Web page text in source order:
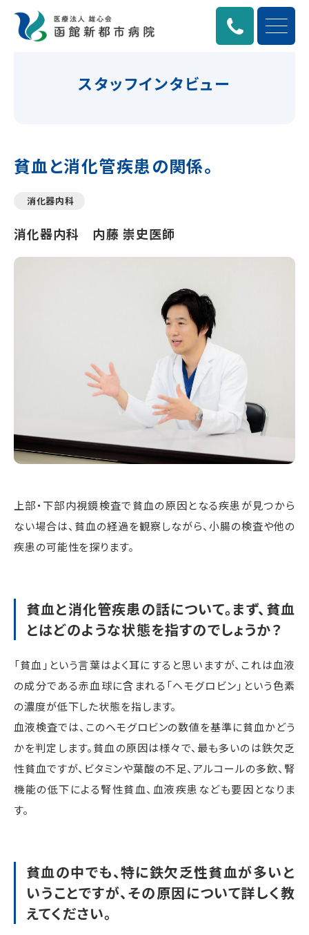
スタッフインタビュー
貧血と消化管疾患の関係。
消化器内科
消化器内科 内藤 崇史医師
上部・下部内視鏡検査で貧血の原因となる疾患が見つから
ない場合は、貧血の経過を観察しながら、小腸の検査や他の
疾患の可能性を探ります。
貧血と消化管疾患の話について。まず、貧血
とはどのような状態を指すのでしょうか？
「貧血」という言葉はよく耳にすると思いますが、これは血液
の成分である赤血球に含まれる「ヘモグロビン」という色素
の濃度が低下した状態を指します。
血液検査では、このヘモグロビンの数値を基準に貧血かどう
かを判定します。貧血の原因は様々で、最も多いのは鉄欠乏
性貧血ですが、ビタミンや葉酸の不足、アルコールの多飲、腎
機能の低下による腎性貧血、血液疾患なども要因となりま
す。
貧血の中でも、特に鉄欠乏性貧血が多いと
いうことですが、その原因について詳しく教
えてください。